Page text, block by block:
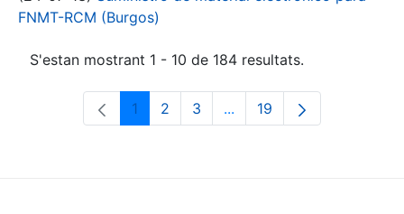
FNMT-RCM (Burgos)
S'estan mostrant 1 - 10 de 184 resultats.
Pàgina
1 Pàgina
2 Pàgina
3 ...Pàgines intermèdies
Pàgina
19